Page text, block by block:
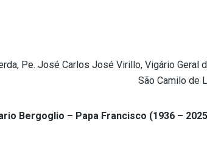
Pe. José Carlos José Virillo, Vigário Geral
São Camilo de
Bergoglio – Papa Francisco (1936 –